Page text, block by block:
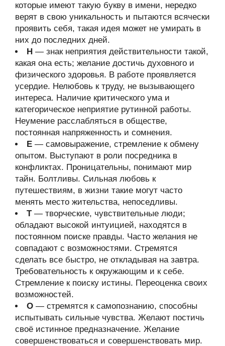
которые имеют такую букву в имени, нередко
верят в свою уникальность и пытаются всячески
проявить себя, такая идея может не умирать в
них до последних дней.
Н — знак неприятия действительности такой,
какая она есть; желание достичь духовного и
физического здоровья. В работе проявляется
усердие. Нелюбовь к труду, не вызывающего
интереса. Наличие критического ума и
категорическое неприятие рутинной работы.
Неумение расслабляться в обществе,
постоянная напряженность и сомнения.
Е — самовыражение, стремление к обмену
опытом. Выступают в роли посредника в
конфликтах. Проницательны, понимают мир
тайн. Болтливы. Сильная любовь к
путешествиям, в жизни такие могут часто
менять место жительства, непоседливы.
Т— творческие, чувствительные люди;
обладают высокой интуицией, находятся в
постоянном поиске правды. Часто желания не
совпадают с возможностями. Стремятся
сделать все быстро, не откладывая на завтра.
Требовательность к окружающим и к себе.
Стремление к поиску истины. Переоценка своих
возможностей.
О — стремятся к самопознанию, способны
испытывать сильные чувства. Желают постичь
своё истинное предназначение. Желание
совершенствоваться и совершенствовать мир.